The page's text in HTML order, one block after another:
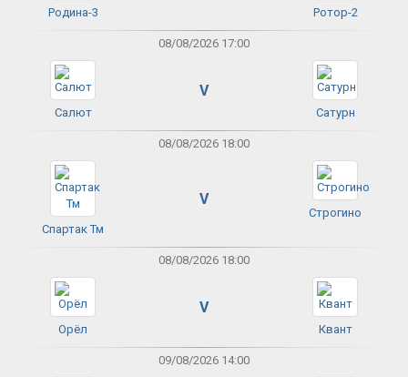
Родина-3 Ротор-2
08/08/2026 17:00
Салют
V
Сатурн
08/08/2026 18:00
Спартак Тм
V
Строгино
08/08/2026 18:00
Орёл
V
Квант
09/08/2026 14:00